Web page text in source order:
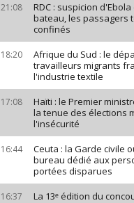
21:08
RDC : suspicion
bateau, les passagers
confinés
18:20
Afrique du Sud : le
travailleurs migrants
l'industrie textile
17:08
Haïti : le Premier
la tenue des élections
l'insécurité
16:44
Ceuta : la Garde civile
bureau dédié aux
portées disparues
16:37
La 13ᵉ édition du